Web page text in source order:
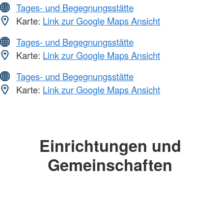
Tages- und Begegnungsstätte
Karte: Link zur Google Maps Ansicht
Tages- und Begegnungsstätte
Karte: Link zur Google Maps Ansicht
Tages- und Begegnungsstätte
Karte: Link zur Google Maps Ansicht
Einrichtungen und
Gemeinschaften